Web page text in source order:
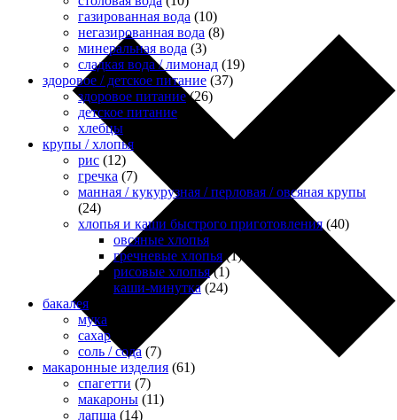
газированная вода (10)
негазированная вода (8)
минеральная вода (3)
сладкая вода / лимонад (19)
здоровое / детское питание (37)
здоровое питание (26)
детское питание
хлебцы
крупы / хлопья
рис (12)
гречка (7)
манная / кукурузная / перловая / овсяная крупы
(24)
хлопья и каши быстрого приготовления (40)
овсяные хлопья
гречневые хлопья (1)
рисовые хлопья (1)
каши-минутка (24)
бакалея
мука
сахар
cоль / cода (7)
макаронные изделия (61)
cпагетти (7)
макароны (11)
лапша (14)